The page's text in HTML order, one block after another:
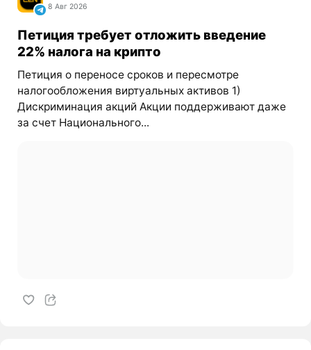
8 Авг 2026
Петиция требует отложить введение
22% налога на крипто
Петиция о переносе сроков и пересмотре
налогообложения виртуальных активов 1)
Дискриминация акций Акции поддерживают даже
за счет Национального...